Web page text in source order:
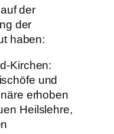
der
der
haben:
Kirchen:
und
erhoben
Heilslehre,